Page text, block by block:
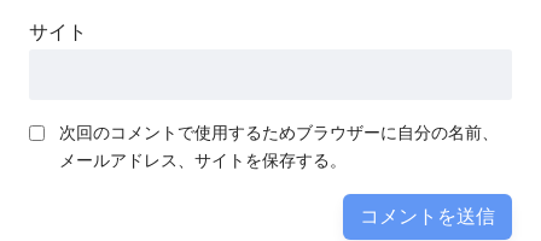
サイト
次回のコメントで使用するためブラウザーに自分の名前、
メールアドレス、サイトを保存する。